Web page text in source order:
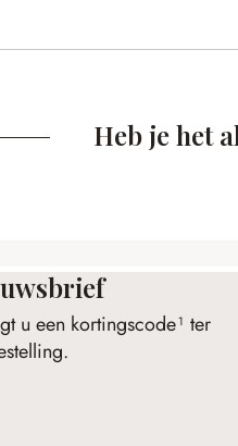
Heb je het
u een kortingscode¹ ter